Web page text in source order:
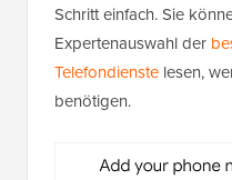
Schritt einfach. Sie
Expertenauswahl der
Telefondienste lesen,
benötigen.